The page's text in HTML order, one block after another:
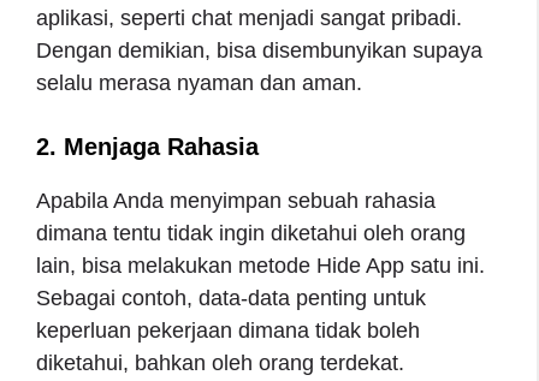
aplikasi, seperti chat menjadi sangat pribadi.
Dengan demikian, bisa disembunyikan supaya
selalu merasa nyaman dan aman.
2. Menjaga Rahasia
Apabila Anda menyimpan sebuah rahasia
dimana tentu tidak ingin diketahui oleh orang
lain, bisa melakukan metode Hide App satu ini.
Sebagai contoh, data-data penting untuk
keperluan pekerjaan dimana tidak boleh
diketahui, bahkan oleh orang terdekat.